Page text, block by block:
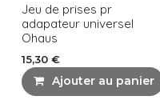
Jeu de prises pr
adapateur universel
Ohaus
15,30 €
Ajouter au panier